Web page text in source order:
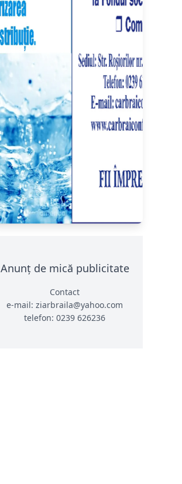
Anunț de mică publicitate
Contact
e-mail: ziarbraila@yahoo.com
telefon: 0239 626236